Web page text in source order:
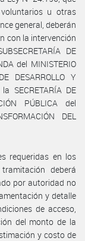
u otras
general, deberán
con la intervención
DE
del MINISTERIO
DESARROLLO Y
SECRETARÍA DE
PÚBLICA del
DEL
requeridas en los
deberá
por autoridad no
y detalle
de acceso,
del monto de la
y costo de